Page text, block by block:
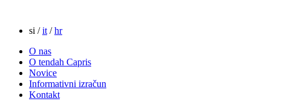
si /it /hr
O nas
O tendah Capris
Novice
Informativni izračun
Kontakt